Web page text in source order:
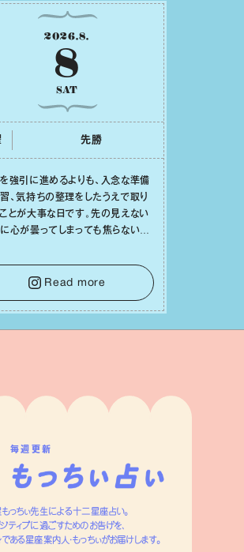
2026.8.
8
SAT
先勝
強引に進めるよりも、⼊念な準備
、気持ちの整理をしたうえで取り
とが⼤事な⽇です。先の⾒えない
⼼が曇ってしまっても焦らない
疲れていそうな⼈をいたわることに
使いましょう。ここでしっかりとエ
ギーを蓄え、困難を乗り越える⼒に
しょう。
Read more
毎週更新
っちぃ先生による十二星座占い。
ティブに過ごすためのお告げを、
ある星座案内人・もっちぃがお届けします。